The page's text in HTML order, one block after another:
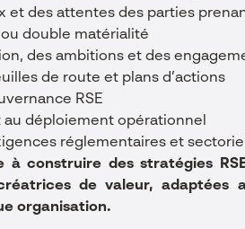
et des attentes des parties
double matérialité
des ambitions et des
de route et plans d’actions
RSE
déploiement opérationnel
réglementaires et
à construire des stratégies
de valeur, adaptées
organisation.